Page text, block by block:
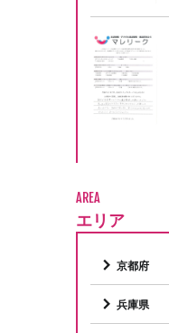
AREA
エリア
京都府
兵庫県